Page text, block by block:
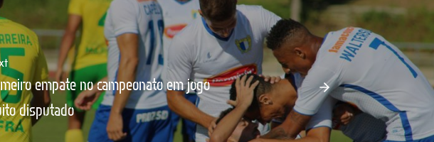
empate no campeonato em jogo
disputado